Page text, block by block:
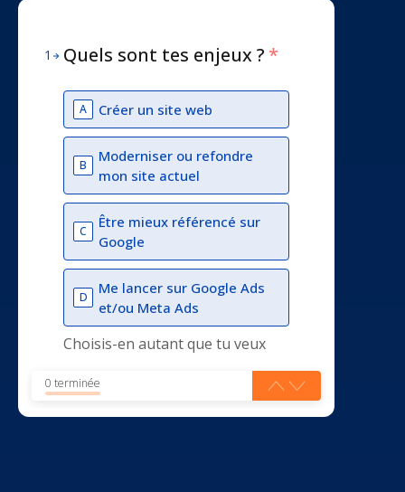
1 Quels sont tes enjeux ? *
A Créer un site web
B
Moderniser ou refondre
mon site actuel
C
Être mieux référencé sur
Google
D
Me lancer sur Google Ads
et/ou Meta Ads
Choisis-en autant que tu veux
0 terminée